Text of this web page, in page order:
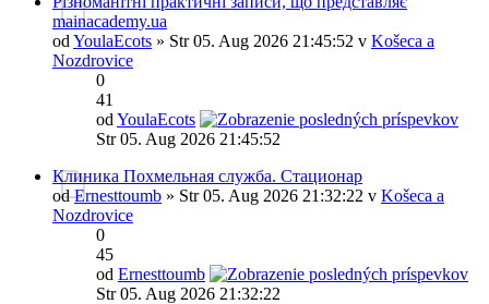
mainacademy.ua
od YoulaEcots » Str 05. Aug 2026 21:45:52 v Košeca a
Nozdrovice
0
41
od YoulaEcots
Str 05. Aug 2026 21:45:52
Клиника Похмельная служба. Стационар
odErnesttoumb » Str 05. Aug 2026 21:32:22 v Košeca a
Nozdrovice
0
45
od Ernesttoumb
Str 05. Aug 2026 21:32:22